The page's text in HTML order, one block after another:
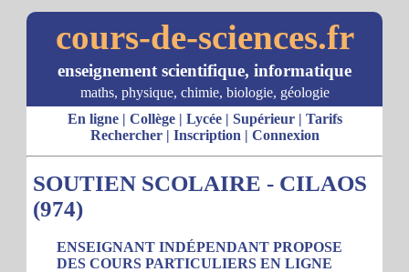
cours-de-sciences.fr
enseignement scientifique, informatique
maths, physique, chimie, biologie, géologie
En ligne| Collège| Lycée| Supérieur| Tarifs
Rechercher| Inscription | Connexion
SOUTIEN SCOLAIRE - CILAOS
(974)
ENSEIGNANT INDÉPENDANT PROPOSE
DES COURS PARTICULIERS EN LIGNE